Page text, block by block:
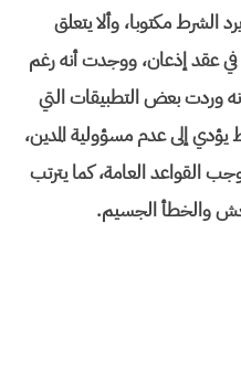
الشرط مكتوبا، وألا يتعلق
في عقد إذعان، ووجدت أنه رغم
وردت بعض التطبيقات التي
يؤدي إلى عدم مسؤولية المدين،
القواعد العامة، كما يترتب
والخطأ الجسيم.